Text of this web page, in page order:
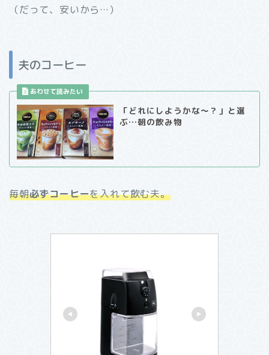
（だって、安いから…）
夫のコーヒー
「どれにしようかな～？」と選
ぶ…朝の飲み物
毎朝必ずコーヒーを入れて飲む夫。